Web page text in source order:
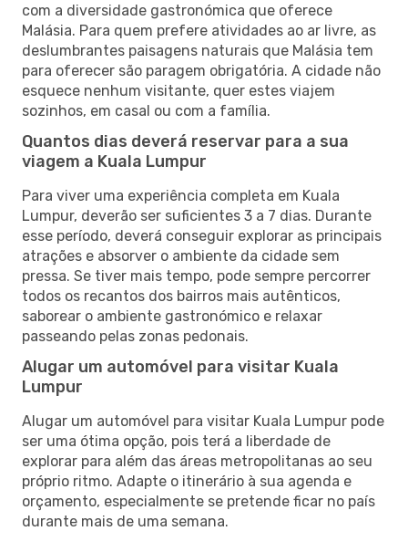
com a diversidade gastronómica que oferece
Malásia. Para quem prefere atividades ao ar livre, as
deslumbrantes paisagens naturais que Malásia tem
para oferecer são paragem obrigatória. A cidade não
esquece nenhum visitante, quer estes viajem
sozinhos, em casal ou com a família.
Quantos dias deverá reservar para a sua
viagem a Kuala Lumpur
Para viver uma experiência completa em Kuala
Lumpur, deverão ser suficientes 3 a 7 dias. Durante
esse período, deverá conseguir explorar as principais
atrações e absorver o ambiente da cidade sem
pressa. Se tiver mais tempo, pode sempre percorrer
todos os recantos dos bairros mais autênticos,
saborear o ambiente gastronómico e relaxar
passeando pelas zonas pedonais.
Alugar um automóvel para visitar Kuala
Lumpur
Alugar um automóvel para visitar Kuala Lumpur pode
ser uma ótima opção, pois terá a liberdade de
explorar para além das áreas metropolitanas ao seu
próprio ritmo. Adapte o itinerário à sua agenda e
orçamento, especialmente se pretende ficar no país
durante mais de uma semana.